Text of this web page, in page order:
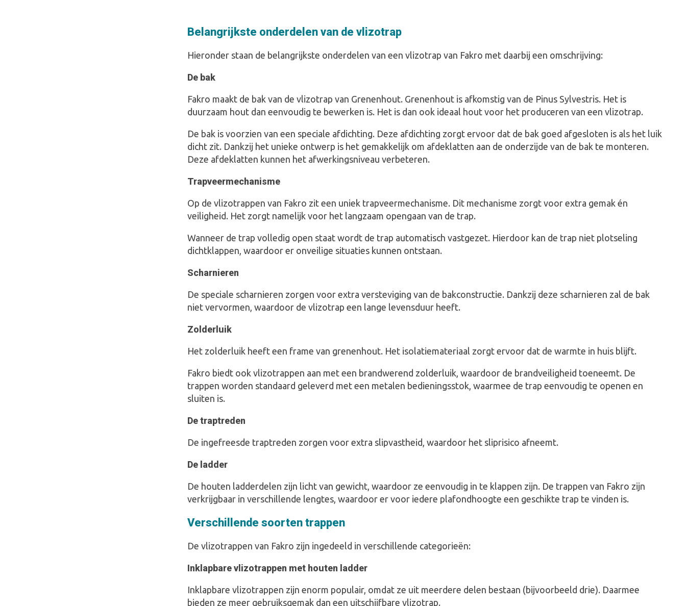
Belangrijkste onderdelen van de vlizotrap
Hieronder staan de belangrijkste onderdelen van een vlizotrap van Fakro met daarbij een omschrijving:
De bak
Fakro maakt de bak van de vlizotrap van Grenenhout. Grenenhout is afkomstig van de Pinus Sylvestris. Het is
duurzaam hout dan eenvoudig te bewerken is. Het is dan ook ideaal hout voor het produceren van een vlizotrap.
De bak is voorzien van een speciale afdichting. Deze afdichting zorgt ervoor dat de bak goed afgesloten is als het luik
dicht zit. Dankzij het unieke ontwerp is het gemakkelijk om afdeklatten aan de onderzijde van de bak te monteren.
Deze afdeklatten kunnen het afwerkingsniveau verbeteren.
Trapveermechanisme
Op de vlizotrappen van Fakro zit een uniek trapveermechanisme. Dit mechanisme zorgt voor extra gemak én
veiligheid. Het zorgt namelijk voor het langzaam opengaan van de trap.
Wanneer de trap volledig open staat wordt de trap automatisch vastgezet. Hierdoor kan de trap niet plotseling
dichtklappen, waardoor er onveilige situaties kunnen ontstaan.
Scharnieren
De speciale scharnieren zorgen voor extra versteviging van de bakconstructie. Dankzij deze scharnieren zal de bak
niet vervormen, waardoor de vlizotrap een lange levensduur heeft.
Zolderluik
Het zolderluik heeft een frame van grenenhout. Het isolatiemateriaal zorgt ervoor dat de warmte in huis blijft.
Fakro biedt ook vlizotrappen aan met een brandwerend zolderluik, waardoor de brandveiligheid toeneemt. De
trappen worden standaard geleverd met een metalen bedieningsstok, waarmee de trap eenvoudig te openen en
sluiten is.
De traptreden
De ingefreesde traptreden zorgen voor extra slipvastheid, waardoor het sliprisico afneemt.
De ladder
De houten ladderdelen zijn licht van gewicht, waardoor ze eenvoudig in te klappen zijn. De trappen van Fakro zijn
verkrijgbaar in verschillende lengtes, waardoor er voor iedere plafondhoogte een geschikte trap te vinden is.
Verschillende soorten trappen
De vlizotrappen van Fakro zijn ingedeeld in verschillende categorieën:
Inklapbare vlizotrappen met houten ladder
Inklapbare vlizotrappen zijn enorm populair, omdat ze uit meerdere delen bestaan (bijvoorbeeld drie). Daarmee
bieden ze meer gebruiksgemak dan een uitschijfbare vlizotrap.